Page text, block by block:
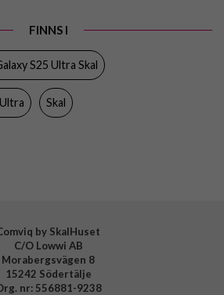
Hårdplast (PC), Mjukplast (TPU)
FINNS I
S25 Ultra Skal
Skal
by SkalHuset
C/O Lowwi AB
Morabergsvägen 8
15242 Södertälje
nr: 556881-9238